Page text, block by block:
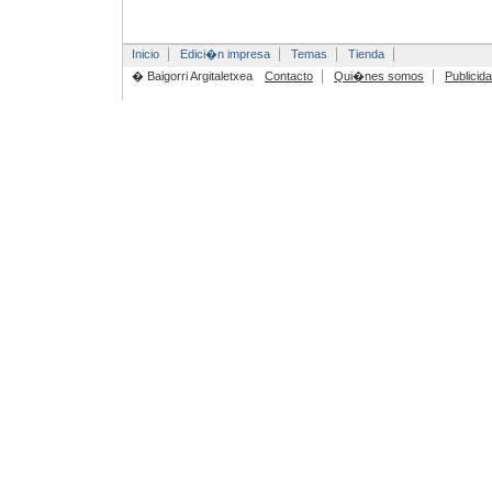
Inicio Edici�n impresa Temas
Tienda
� Baigorri Argitaletxea
Contacto Qui�nes somos